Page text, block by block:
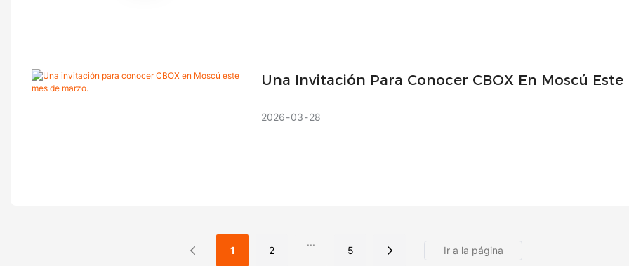
Una Invitación Para Conocer CBOX En Moscú Este
2026 03 28
1 2
...
5